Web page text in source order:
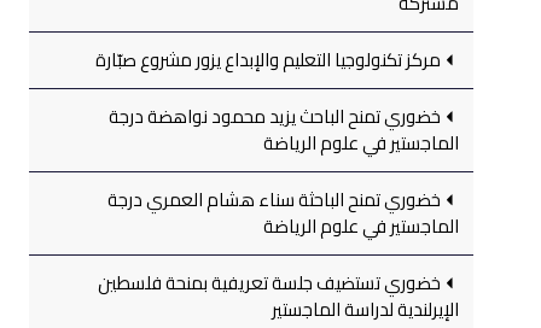
مركز تكنولوجيا التعليم والإبداع يزور مشروع صبّارة
خضوري تمنح الباحث يزيد محمود نواهضة درجة
الماجستير في علوم الرياضة
خضوري تمنح الباحثة سناء هشام العمري درجة
الماجستير في علوم الرياضة
خضوري تستضيف جلسة تعريفية بمنحة فلسطين
الإيرلندية لدراسة الماجستير